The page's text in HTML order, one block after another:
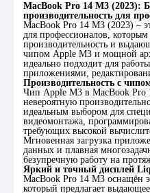
MacBook Pro 14 M3 (2023):
производительность для
MacBook Pro 14 M3 (2023) –
для профессионалов,
производительность и
чипом Apple M3 и мощной
идеально подходит для
приложениями,
Производительность с
Чип Apple M3 в MacBook Pro
невероятную
идеальным выбором для
видеомонтажа,
требующих высокой
Мгновенная загрузка
данных и плавная
безупречную работу на
Яркий и точный дисплей
MacBook Pro 14 M3 оснащён
который предлагает